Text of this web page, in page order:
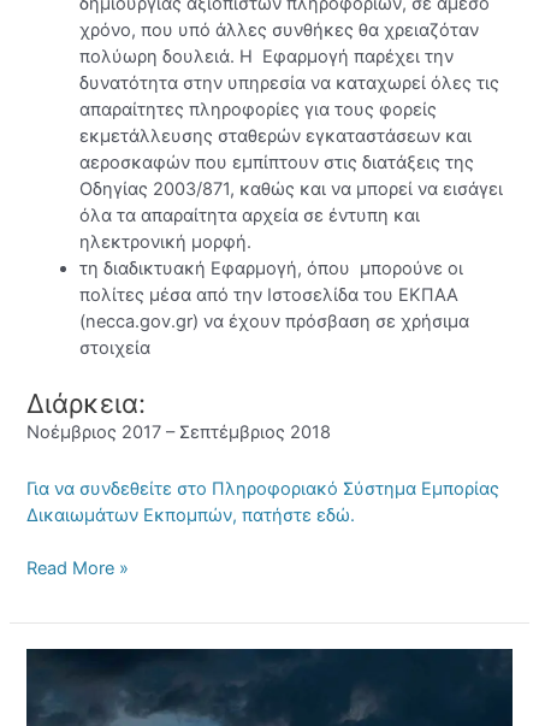
χρόνο, που υπό άλλες συνθήκες θα χρειαζόταν
πολύωρη δουλειά. Η Εφαρμογή παρέχει την
δυνατότητα στην υπηρεσία να καταχωρεί όλες τις
απαραίτητες πληροφορίες για τους φορείς
εκμετάλλευσης σταθερών εγκαταστάσεων και
αεροσκαφών που εμπίπτουν στις διατάξεις της
Οδηγίας 2003/871, καθώς και να μπορεί να εισάγει
όλα τα απαραίτητα αρχεία σε έντυπη και
ηλεκτρονική μορφή.
τη διαδικτυακή Εφαρμογή, όπου μπορούνε οι
πολίτες μέσα από την Ιστοσελίδα του ΕΚΠΑΑ
(necca.gov.gr) να έχουν πρόσβαση σε χρήσιμα
στοιχεία
Διάρκεια:
Νοέμβριος 2017 – Σεπτέμβριος 2018
Για να συνδεθείτε στο Πληροφοριακό Σύστημα Εμπορίας
Δικαιωμάτων Εκπομπών, πατήστε εδώ.
Read More »
μηχανισμών
και